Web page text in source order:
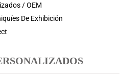
/ OEM
De Exhibición